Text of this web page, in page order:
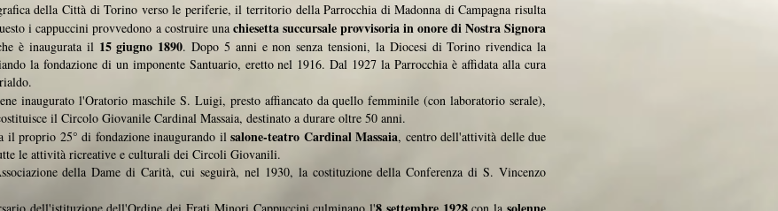
della Città di Torino verso le periferie, il territorio della Parrocchia di Madonna di Campagna risulta
i cappuccini provvedono a costruire una chiesetta succursale provvisoria in onore di Nostra Signora
è inaugurata il 15 giugno 1890. Dopo 5 anni e non senza tensioni, la Diocesi di Torino rivendica la
la fondazione di un imponente Santuario, eretto nel 1916. Dal 1927 la Parrocchia è affidata alla cura
inaugurato l'Oratorio maschile S. Luigi, presto affiancato da quello femminile (con laboratorio serale),
il Circolo Giovanile Cardinal Massaia, destinato a durare oltre 50 anni.
il proprio 25° di fondazione inaugurando ilsalone-teatro Cardinal Massaia, centro dell'attività delle due
le attività ricreative e culturali dei Circoli Giovanili.
della Dame di Carità, cui seguirà, nel 1930, la costituzione della Conferenza di S. Vincenzo